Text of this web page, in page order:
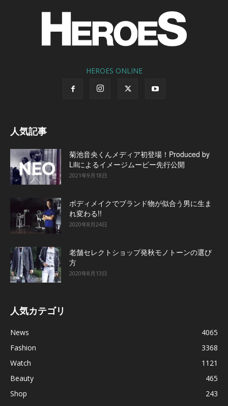
HEROES ONLINE
人気記事
菊池音央くんメディア初登場！Produced by
Liliによるイメージムービー先行公開
2021年9月18日
ボディメイクでブランド物が似合う男に生ま
れ変わる!!
2020年8月24日
老舗セレクトショップ発秋モノトーンの選び
方
2020年8月13日
人気カテゴリ
News
4065
Fashion
3368
Watch
1121
Beauty
465
Shop
243